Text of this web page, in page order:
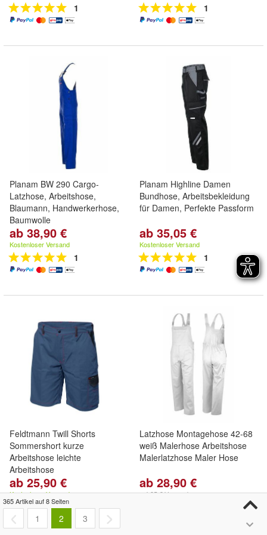
1 1
Planam BW 290 Cargo-
Latzhose, Arbeitshose,
Blaumann, Handwerkerhose,
Baumwolle
ab 38,90 €
Kostenloser Versand
1
Planam Highline Damen
Bundhose, Arbeitsbekleidung
für Damen, Perfekte Passform
ab 35,05 €
Kostenloser Versand
1
Feldtmann Twill Shorts
Sommershort kurze
Arbeitshose leichte
Arbeitshose
ab 25,90 €
Kostenloser Versand
1
Latzhose Montagehose 42-68
weiß Malerhose Arbeitshose
Malerlatzhose Maler Hose
ab 28,90 €
+ 4,95 € Versand
365 Artikel auf 8 Seiten
1 2 3